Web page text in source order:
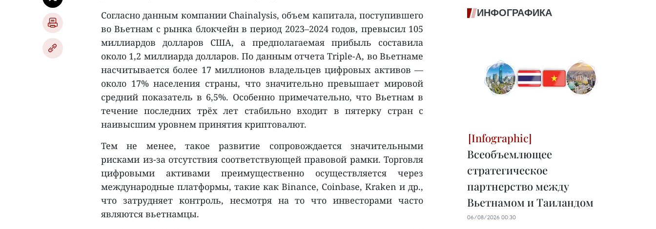
Согласно данным компании Chainalysis, объем капитала, поступившего
во Вьетнам с рынка блокчейн в период 2023–2024 годов, превысил 105
миллиардов долларов США, а предполагаемая прибыль составила
около 1,2 миллиарда долларов. По данным отчета Triple-A, во Вьетнаме
насчитывается более 17 миллионов владельцев цифровых активов —
около 17% населения страны, что значительно превышает мировой
средний показатель в 6,5%. Особенно примечательно, что Вьетнам в
течение последних трёх лет стабильно входит в пятерку стран с
наивысшим уровнем принятия криптовалют.
Тем не менее, такое развитие сопровождается значительными
рисками из-за отсутствия соответствующей правовой рамки. Торговля
цифровыми активами преимущественно осуществляется через
международные платформы, такие как Binance, Coinbase, Kraken и др.,
что затрудняет контроль, несмотря на то что инвесторами часто
являются вьетнамцы.
ИНФОГРАФИКА
Всеобъемлющее
стратегическое
партнерство между
Вьетнамом и Таиландом
06/08/2026 00:30